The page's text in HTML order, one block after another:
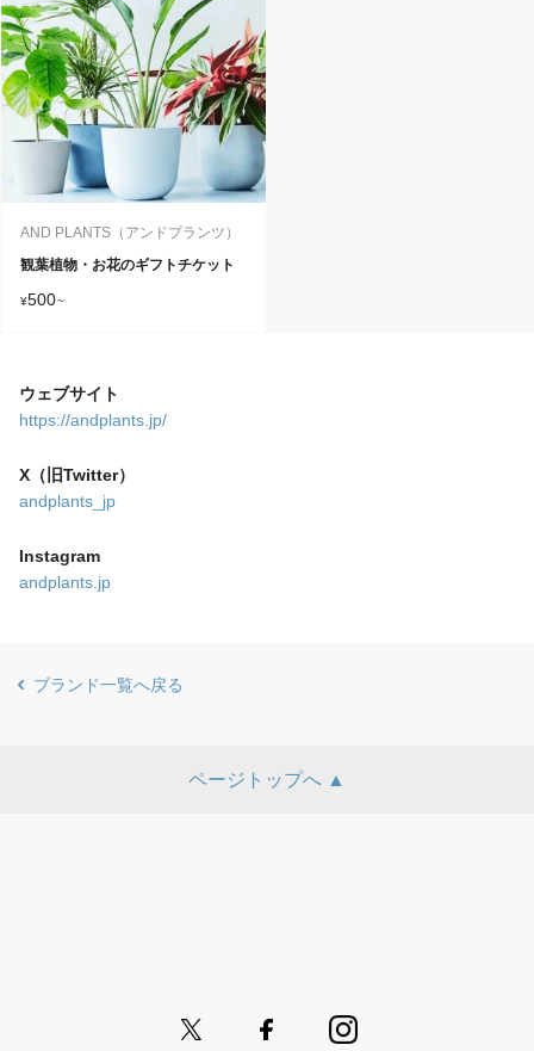
AND PLANTS（アンドプランツ）
観葉植物・お花のギフトチケット
¥500~
ウェブサイト
https://andplants.jp/
X（旧Twitter）
andplants_jp
Instagram
andplants.jp
ブランド一覧へ戻る
ページトップへ ▲